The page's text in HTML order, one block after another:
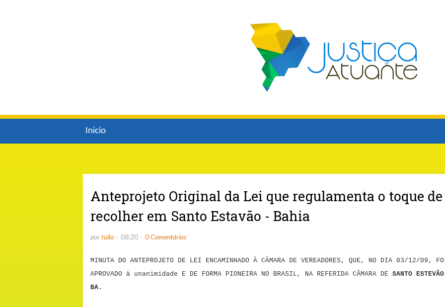
Inicio
Anteprojeto Original da Lei que regulamenta o toque de
recolher em Santo Estavão - Bahia
portulio 08:20 0 Comentários
MINUTA DO ANTEPROJETO DE LEI ENCAMINHADO À CÂMARA DE VEREADORES, QUE, NO DIA 03/12/09,
APROVADO à unanimidade E DE FORMA PIONEIRA NO BRASIL, NA REFERIDA CÂMARA DE SANTO
BA.